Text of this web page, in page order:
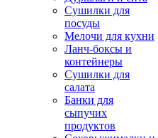
Сушилки для
посуды
Мелочи для кухни
Ланч-боксы и
контейнеры
Сушилки для
салата
Банки для
сыпучих
продуктов